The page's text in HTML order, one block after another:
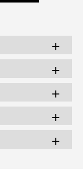
add
add
add
add
add